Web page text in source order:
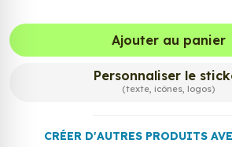
Ajouter au panier
Personnaliser le
(texte, icônes, logos)
CRÉER D'AUTRES PRODUITS